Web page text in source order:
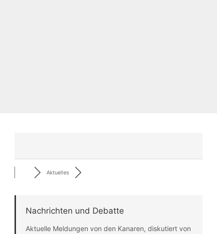
Aktuelles
Nachrichten und Debatte
Aktuelle Meldungen von den Kanaren, diskutiert von